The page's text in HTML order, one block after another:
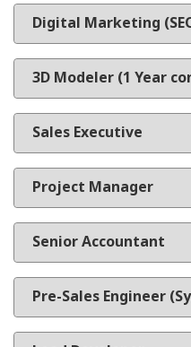
Digital Marketing
3D Modeler (1 Year
Sales Executive
Project Manager
Senior Accountant
Pre-Sales Engineer